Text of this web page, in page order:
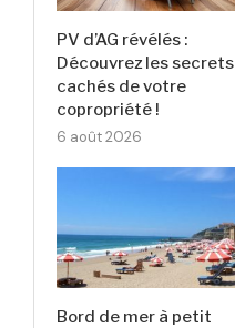
PV d’AG révélés :
Découvrez les secrets
cachés de votre
copropriété !
6 août 2026
Bord de mer à petit